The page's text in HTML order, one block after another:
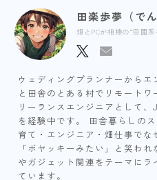
田楽歩夢（で
畑とPCが相棒の“田園
ウェディングプランナーから
と田舎のとある村でリモート
リーランスエンジニアとして
を経験中です。 田舎暮らしの
育て・エンジニア・畑仕事でな
「ボヤッキーみたい」と笑わ
やガジェット関連をテーマに
ています。